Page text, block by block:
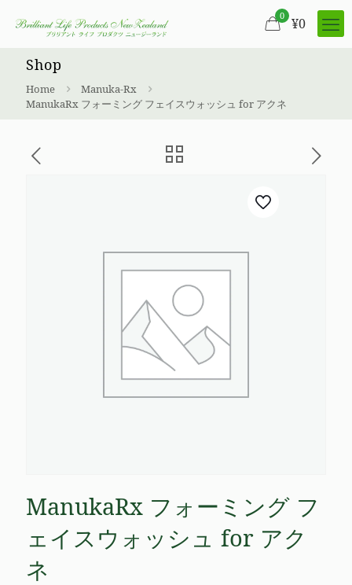
0 ¥0
Shop
Home
Manuka-Rx
ManukaRx フォーミング フェイスウォッシュ for アクネ
ManukaRx フォーミング フ
ェイスウォッシュ for アク
ネ